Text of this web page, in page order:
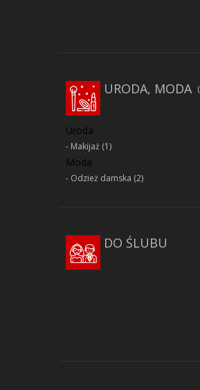
URODA, MODA
Uroda
Makijaż (1)
Moda
Odzież damska (2)
DO ŚLUBU